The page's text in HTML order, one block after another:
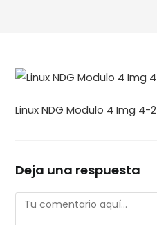
Linux NDG Modulo 4 Img 4-2
Deja una respuesta
Comentario